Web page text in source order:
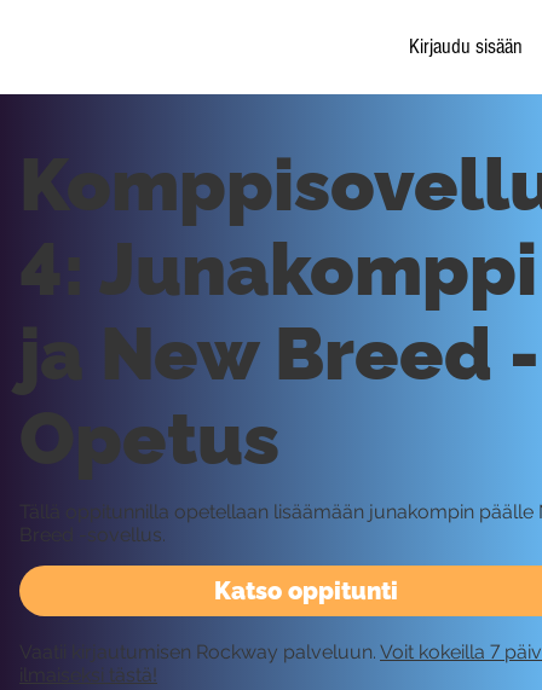
Kirjaudu sisään
Katso oppitunti
4: Junakomppi
ja New Breed -
Opetus
Tällä oppitunnilla opetellaan lisäämään junakompin päälle
Breed -sovellus.
Vaatii kirjautumisen Rockway palveluun. Voit kokeilla 7
ilmaiseksi tästä!